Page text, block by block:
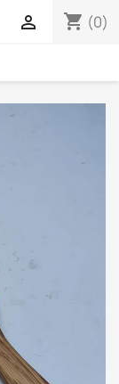
shopping_cart (0)
